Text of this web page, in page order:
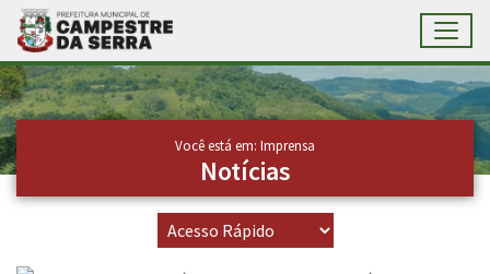
Ir para conteúdo principal
Conteúdo Principal
Você está em: Imprensa
Notícias